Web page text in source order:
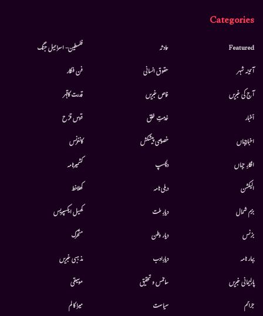
Categories
Featured
آئینہ شہر
آج کی خبریں
أخبار
اخبارجہاں
افکارِ جہاں
الیکشن
بزم شمال
بزنس
بہار نامہ
پارلیمانی خبریں
جرائم
حادثہ
حقوق انسانی
خاص خبریں
خدمتِ خلق
خصوصی پیشکش
دلچسپ
دہلی نامہ
دیارِ ملت
دیار وطن
دیارِادب
سائنس و تحقیق
سیاست
فلسطین- اسرائیل جنگ
فن فنکار
قدرت کاقہر
قوس قزح
کانفرنس
کشمیرنامہ
کھلاخط
کھیل ایکسپریس
متحرك
مذہبی خبریں
موسيقى
میرا کالم